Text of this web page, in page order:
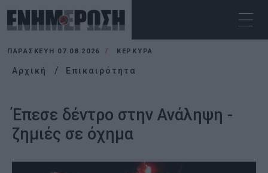
ΠΑΡΑΣΚΕΥΉ 07.08.2026 ΚΕΡΚΥΡΑ
Αρχική Επικαιρότητα
Έπεσε δέντρο στην Ανάληψη -
ζημιές σε όχημα